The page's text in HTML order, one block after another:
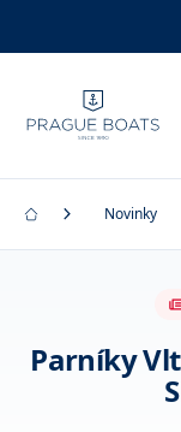
Novinky
Parníky